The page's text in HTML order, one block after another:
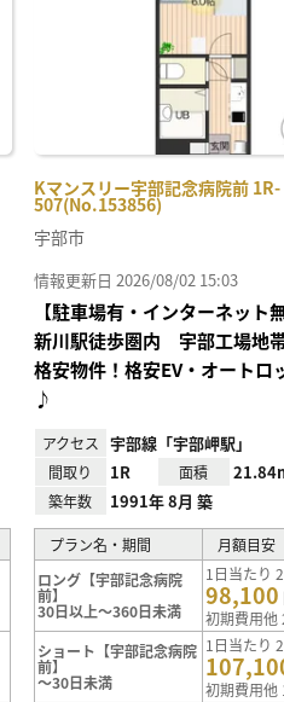
Kマンスリー宇部記念病院前 1R-
507(No.153856)
宇部市
情報更新日 2026/08/02 15:03
【駐車場有・インターネット
新川駅徒歩圏内 宇部工場地
格安物件！格安EV・オートロ
♪
アクセス 宇部線「宇部岬駅」
間取り 1R 面積
築年数 1991年 8月 築
プラン名・期間
月額目安
ロング【宇部記念病院
前】
30日以上～360日未満
1日当たり
98,100
初期費用他
ショート【宇部記念病院
前】
～30日未満
1日当たり
初期費用他